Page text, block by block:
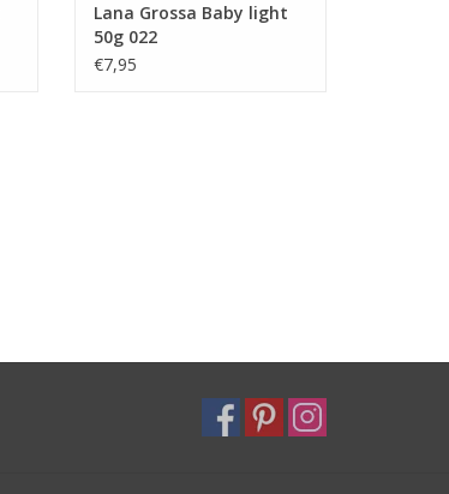
Lana Grossa Baby light
50g 022
€7,95